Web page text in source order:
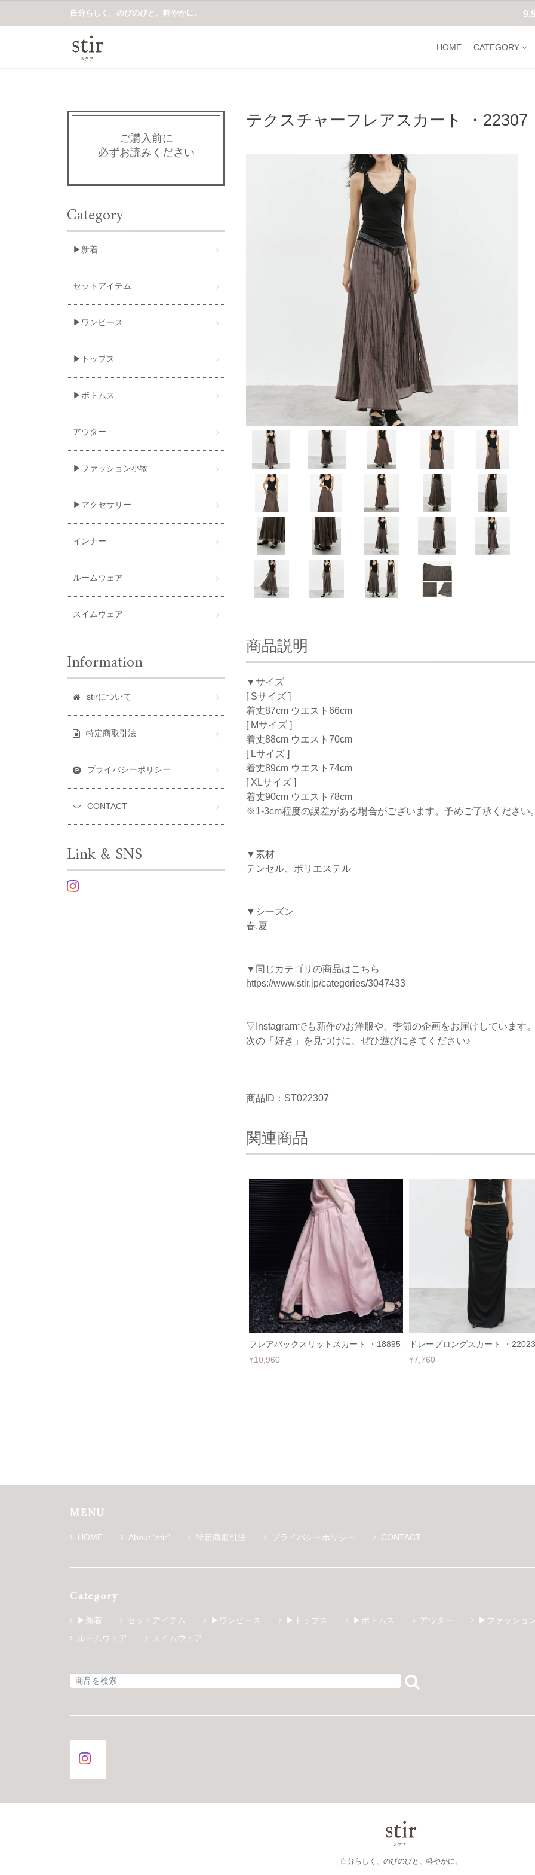
自分らしく、のびのびと、軽やかに。
HOME CATEGORY
テクスチャーフレアスカート ・22307
商品説明
▼サイズ
[ Sサイズ ]
着丈87cm ウエスト66cm
[ Mサイズ ]
着丈88cm ウエスト70cm
[ Lサイズ ]
着丈89cm ウエスト74cm
[ XLサイズ ]
着丈90cm ウエスト78cm
※1-3cm程度の誤差がある場合がございます。予めご了承ください
▼素材
テンセル、ポリエステル
▼シーズン
春,夏
▼同じカテゴリの商品はこちら
https://www.stir.jp/categories/3047433
▽Instagramでも新作のお洋服や、季節の企画をお届けしています
次の「好き」を見つけに、ぜひ遊びにきてください♪
商品ID：ST022307
関連商品
フレアバックスリットスカート ・18895
¥10,960
ドレープロングスカート ・
¥7,760
ご購入前に
必ずお読みください
Category
▶新着
セットアイテム
▶ワンピース
▶トップス
▶ボトムス
アウター
▶ファッション小物
▶アクセサリー
インナー
ルームウェア
スイムウェア
Information
stirについて
特定商取引法
プライバシーポリシー
CONTACT
Link & SNS
MENU
HOME About “stir” 特定商取引法 プライバシーポリシー CONTACT
Category
▶新着 セットアイテム ▶ワンピース ▶トップス ▶ボトムス アウター
▶ファッショ
ルームウェア
スイムウェア
自分らしく、のびのびと、軽やかに。